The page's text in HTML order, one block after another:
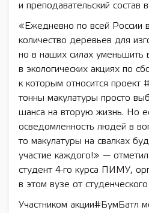
и преподавательский состав
«Ежедневно по всей России
количество деревьев для
но в наших силах уменьшить
в экологических акциях по
к которым относится проект
тонны макулатуры просто
шанса на вторую жизнь. Но
осведомленность людей в
то макулатуры на свалках
участие каждого!» —
студент 4-го курса ПИМУ,
в этом вузе от студенческого
Участником акции#БумБатл